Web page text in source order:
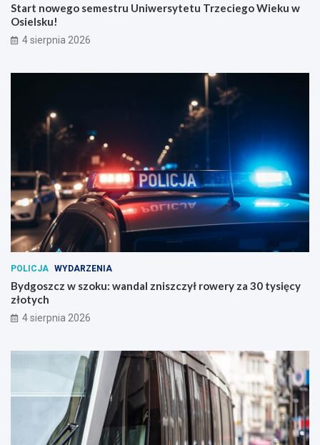
Start nowego semestru Uniwersytetu Trzeciego Wieku w
Osielsku!
4 sierpnia 2026
POLICJA WYDARZENIA
Bydgoszcz w szoku: wandal zniszczył rowery za 30 tysięcy
złotych
4 sierpnia 2026